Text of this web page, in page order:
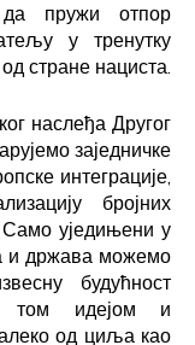
пружи отпор
у тренутку
стране нациста.
наслеђа Другог
заједничке
интеграције,
бројних
уједињени у
и држава можемо
будућност
том идејом и
од циља као